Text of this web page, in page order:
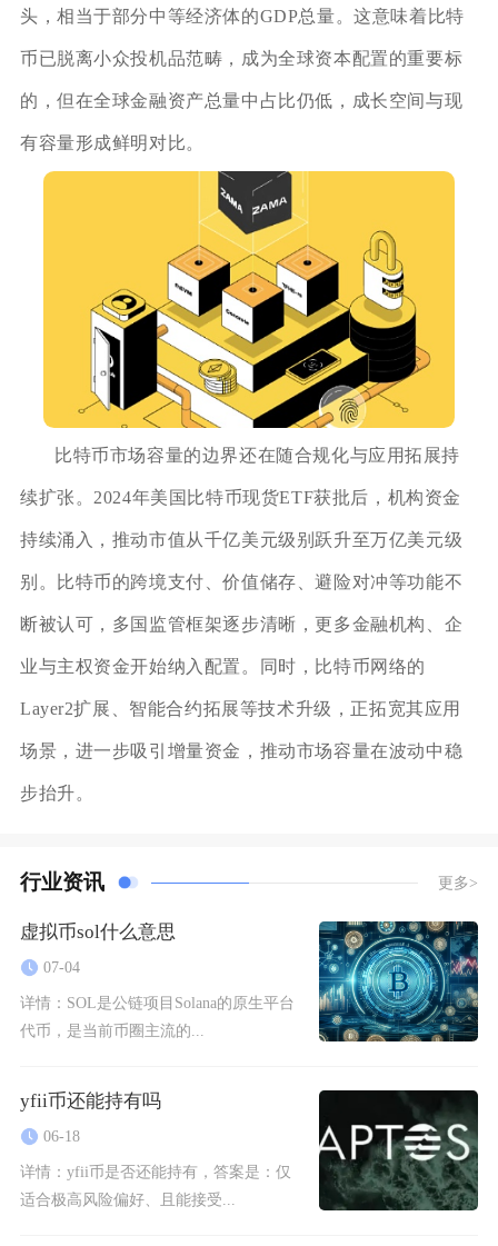
头，相当于部分中等经济体的GDP总量。这意味着比特
币已脱离小众投机品范畴，成为全球资本配置的重要标
的，但在全球金融资产总量中占比仍低，成长空间与现
有容量形成鲜明对比。
比特币市场容量的边界还在随合规化与应用拓展持
续扩张。2024年美国比特币现货ETF获批后，机构资金
持续涌入，推动市值从千亿美元级别跃升至万亿美元级
别。比特币的跨境支付、价值储存、避险对冲等功能不
断被认可，多国监管框架逐步清晰，更多金融机构、企
业与主权资金开始纳入配置。同时，比特币网络的
Layer2扩展、智能合约拓展等技术升级，正拓宽其应用
场景，进一步吸引增量资金，推动市场容量在波动中稳
步抬升。
行业资讯 更多>
虚拟币sol什么意思
07-04
详情： SOL是公链项目Solana的原生平台
代币，是当前币圈主流的...
yfii币还能持有吗
06-18
详情： yfii币是否还能持有，答案是：仅
适合极高风险偏好、且能接受...